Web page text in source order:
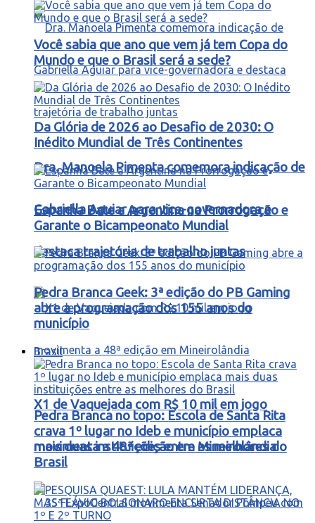
Dra. Manoela Pimenta comemora indicação de
Gabriella Aguiar para vice-governadora e
destaca trajetória de trabalho juntas
X1 de Vaquejada com R$ 10 mil em jogo
movimenta a 48ª edição em Mineirolândia
Você sabia que ano que vem já tem Copa do
Mundo e que o Brasil será a sede?
Da Glória de 2026 ao Desafio de 2030: O
Inédito Mundial de Três Continentes
Espanha Bate a Argentina na Prorrogação e
Garante o Bicampeonato Mundial
Pedra Branca Geek: 3ª edição do PB Gaming
abre a programação dos 155 anos do
município
Brasil
Pedra Branca no topo: Escola de Santa Rita
crava 1º lugar no Ideb e município emplaca
mais duas instituições entre as melhores do
Brasil